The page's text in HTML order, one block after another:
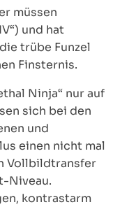
müssen
und hat
trübe Funzel
Finsternis.
Ninja“ nur auf
sich bei den
und
einen nicht mal
Vollbildtransfer
Niveau.
kontrastarm